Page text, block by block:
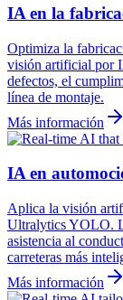
IA en la
Optimiza la
visión artificial por
defectos, el
línea de montaje.
Más información
IA en
Aplica la visión
Ultralytics YOLO.
asistencia al
carreteras más
Más información